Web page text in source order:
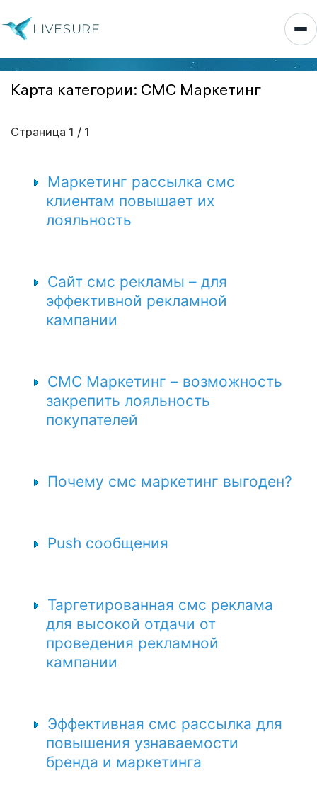
LIVESURF
Карта категории: СМС Маркетинг
Страница 1 / 1
Маркетинг рассылка смс
клиентам повышает их
лояльность
Сайт смс рекламы – для
эффективной рекламной
кампании
СМС Маркетинг – возможность
закрепить лояльность
покупателей
Почему смс маркетинг выгоден?
Push сообщения
Таргетированная смс реклама
для высокой отдачи от
проведения рекламной
кампании
Эффективная смс рассылка для
повышения узнаваемости
бренда и маркетинга